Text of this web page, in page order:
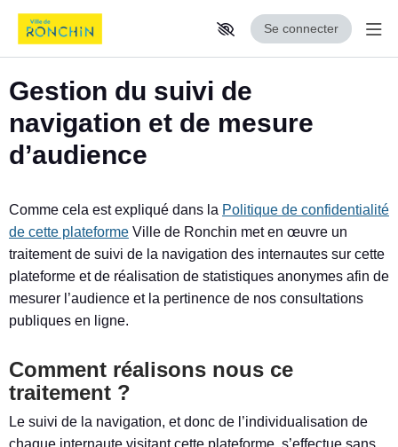
Se connecter
Gestion du suivi de
navigation et de mesure
d’audience
Comme cela est expliqué dans la Politique de confidentialité
de cette plateforme Ville de Ronchin met en œuvre un
traitement de suivi de la navigation des internautes sur cette
plateforme et de réalisation de statistiques anonymes afin de
mesurer l’audience et la pertinence de nos consultations
publiques en ligne.
Comment réalisons nous ce
traitement ?
Le suivi de la navigation, et donc de l’individualisation de
chaque internaute visitant cette plateforme, s’effectue sans